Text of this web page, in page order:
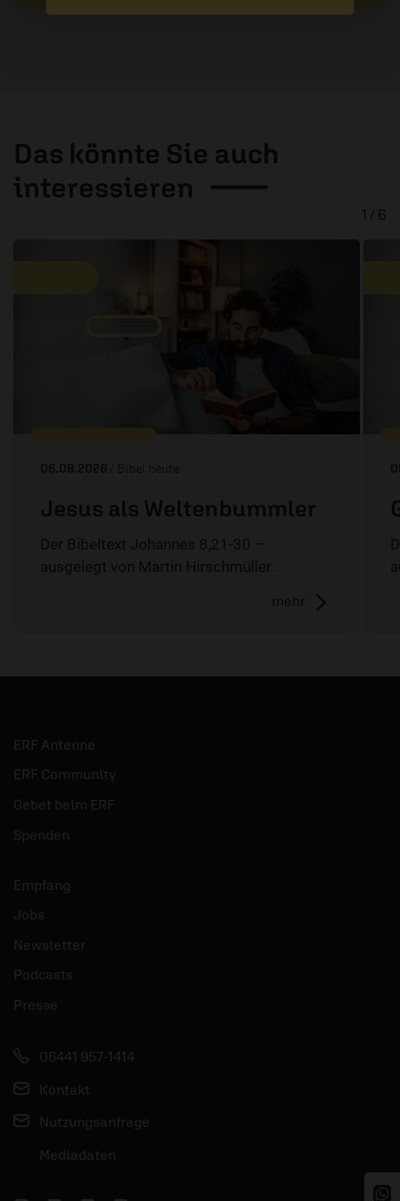
Das könnte Sie auch
interessieren
06.08.2026 / Bibel heute
Jesus als Weltenbummler
Der Bibeltext Johannes 8,21-30 –
ausgelegt von Martin Hirschmüller.
mehr
1 / 6
ERF Antenne
ERF Community
Gebet beim ERF
Spenden
Empfang
Jobs
Newsletter
Podcasts
Presse
06441 957-1414
Kontakt
Nutzungsanfrage
Mediadaten